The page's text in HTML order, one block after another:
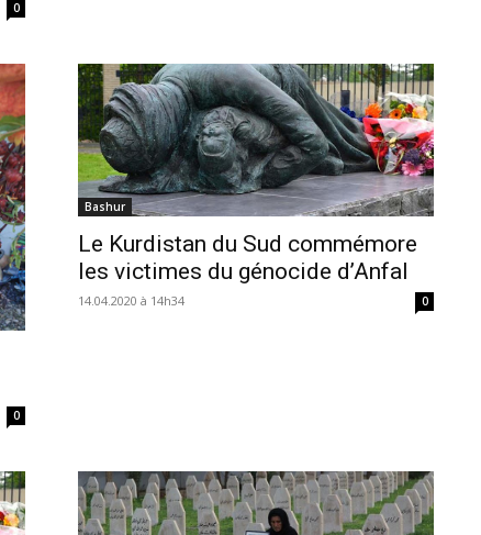
0
0
Bashur
Le Kurdistan du Sud commémore
les victimes du génocide d’Anfal
14.04.2020 à 14h34 0